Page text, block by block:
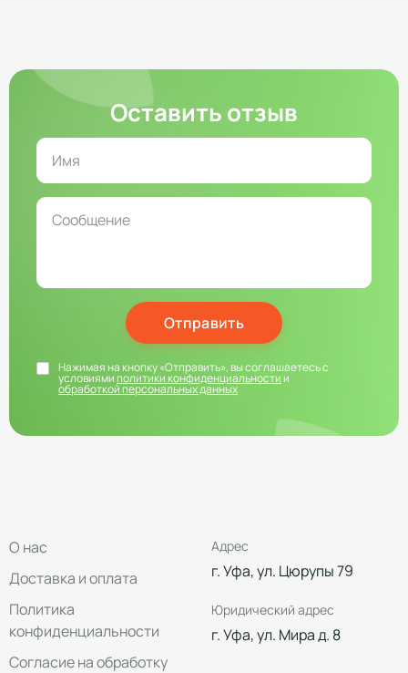
Оставить отзыв
Отправить
Нажимая на кнопку «Отправить», вы соглашаетесь с
условиямиполитики конфиденциальностии
обработкой персональных данных
О нас
Доставка и оплата
Политика
конфиденциальности
Согласие на обработку
Адрес
г. Уфа, ул. Цюрупы 79
Юридический адрес
г. Уфа, ул. Мира д. 8